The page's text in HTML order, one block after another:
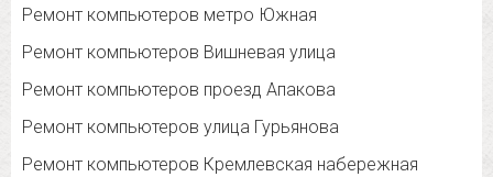
Ремонт компьютеров метро Южная
Ремонт компьютеров Вишневая улица
Ремонт компьютеров проезд Апакова
Ремонт компьютеров улица Гурьянова
Ремонт компьютеров Кремлевская набережная